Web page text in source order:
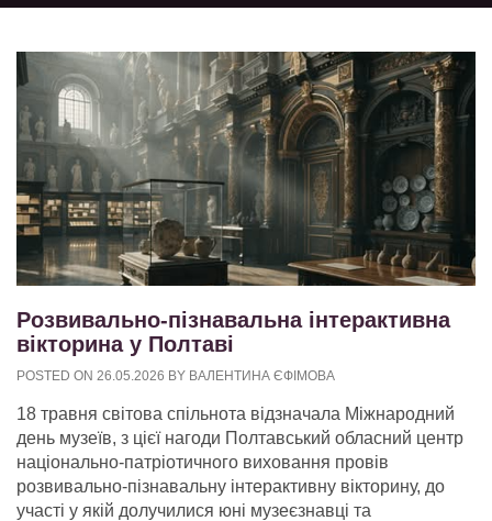
Розвивально-пізнавальна інтерактивна
вікторина у Полтаві
POSTED ON 26.05.2026 BY ВАЛЕНТИНА ЄФІМОВА
18 травня світова спільнота відзначала Міжнародний
день музеїв, з цієї нагоди Полтавський обласний центр
національно-патріотичного виховання провів
розвивально-пізнавальну інтерактивну вікторину, до
участі у якій долучилися юні музеєзнавці та